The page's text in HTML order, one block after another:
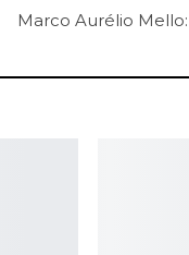
Marco Aurélio